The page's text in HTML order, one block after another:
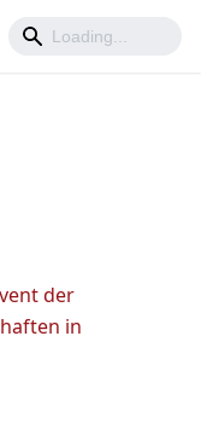
der
in